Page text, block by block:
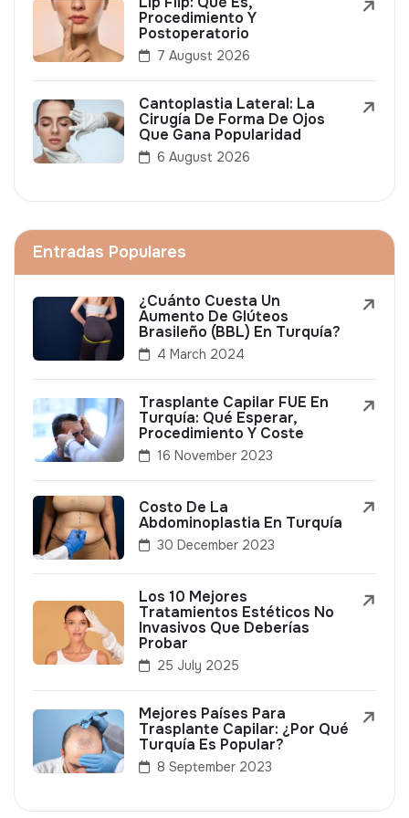
Procedimiento Y
Postoperatorio
7 August 2026
Cantoplastia Lateral: La
Cirugía De Forma De Ojos
Que Gana Popularidad
6 August 2026
Entradas Populares
¿Cuánto Cuesta Un
Aumento De Glúteos
Brasileño (BBL) En Turquía?
4 March 2024
Trasplante Capilar FUE En
Turquía: Qué Esperar,
Procedimiento Y Coste
16 November 2023
Costo De La
Abdominoplastia En Turquía
30 December 2023
Los 10 Mejores
Tratamientos Estéticos No
Invasivos Que Deberías
Probar
25 July 2025
Mejores Países Para
Trasplante Capilar: ¿Por Qué
Turquía Es Popular?
8 September 2023